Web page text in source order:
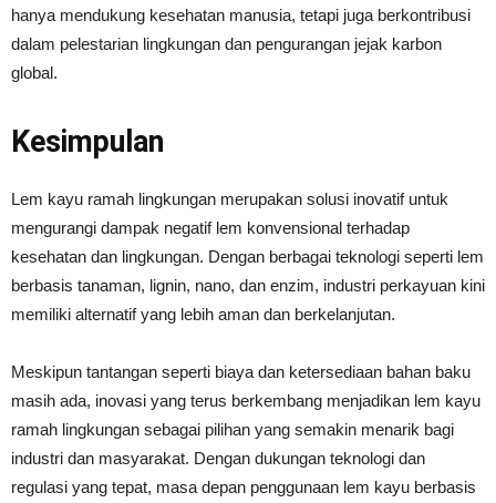
hanya mendukung kesehatan manusia, tetapi juga berkontribusi
dalam pelestarian lingkungan dan pengurangan jejak karbon
global.
Kesimpulan
Lem kayu ramah lingkungan merupakan solusi inovatif untuk
mengurangi dampak negatif lem konvensional terhadap
kesehatan dan lingkungan. Dengan berbagai teknologi seperti lem
berbasis tanaman, lignin, nano, dan enzim, industri perkayuan kini
memiliki alternatif yang lebih aman dan berkelanjutan.
Meskipun tantangan seperti biaya dan ketersediaan bahan baku
masih ada, inovasi yang terus berkembang menjadikan lem kayu
ramah lingkungan sebagai pilihan yang semakin menarik bagi
industri dan masyarakat. Dengan dukungan teknologi dan
regulasi yang tepat, masa depan penggunaan lem kayu berbasis